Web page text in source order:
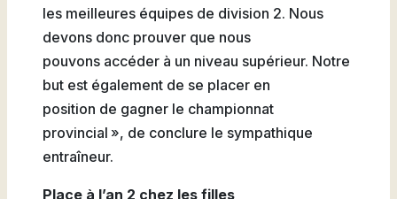
les meilleures équipes de division 2. Nous
devons donc prouver que nous
pouvons accéder à un niveau supérieur. Notre
but est également de se placer en
position de gagner le championnat
provincial », de conclure le sympathique
entraîneur.
Place à l’an 2 chez les filles